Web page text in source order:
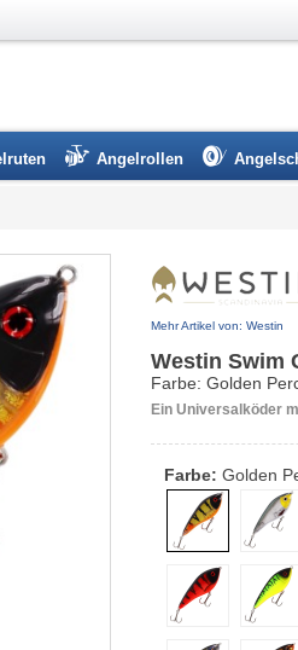
Angelrollen
Mehr Artikel von: Westin
Westin Swim
Farbe: Golden
Ein Universalköder
Farbe: Golden